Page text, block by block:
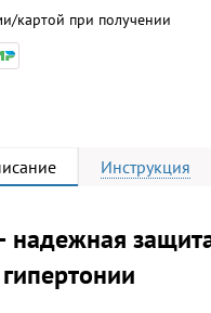
картой при получении
Инструкция